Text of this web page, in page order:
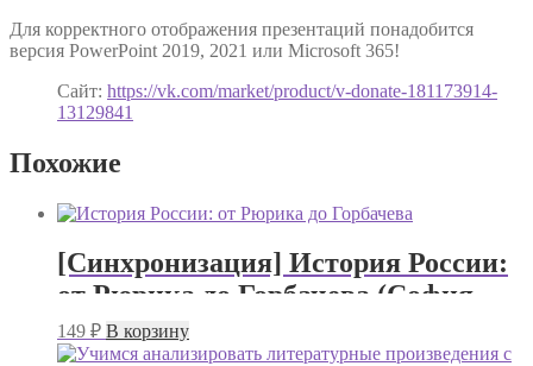
Для корректного отображения презентаций понадобится
версия PowerPoint 2019, 2021 или Microsoft 365!
Сайт: https://vk.com/market/product/v-donate-181173914-
13129841
Похожие
[Синхронизация] История России:
от Рюрика до Горбачева (София
Широгорова)
149 ₽ В корзину